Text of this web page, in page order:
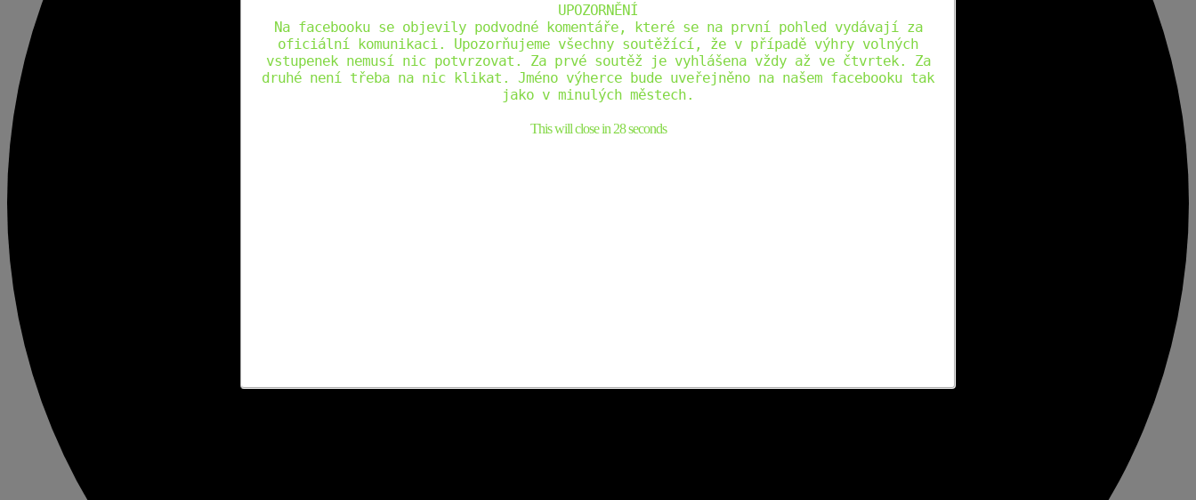
UPOZORNĚNÍ
Na facebooku se objevily podvodné komentáře, které se na první pohled vydávají za
oficiální komunikaci. Upozorňujeme všechny soutěžící, že v případě výhry volných
vstupenek nemusí nic potvrzovat. Za prvé soutěž je vyhlášena vždy až ve čtvrtek. Za
druhé není třeba na nic klikat. Jméno výherce bude uveřejněno na našem facebooku tak
jako v minulých městech.
This will close in 27seconds